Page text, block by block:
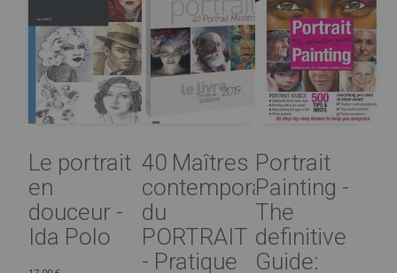
Le portrait
en
douceur -
Ida Polo
40 Maîtres
contemporains
du
PORTRAIT
- Pratique
Portrait
Painting -
The
definitive
Guide: